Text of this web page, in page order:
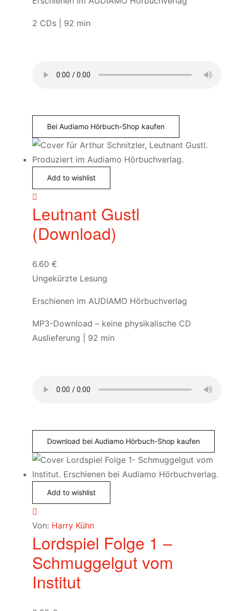
2 CDs | 92 min
Bei Audiamo Hörbuch-Shop kaufen
Add to wishlist
Leutnant Gustl
(Download)
6.60 €
Ungekürzte Lesung
Erschienen im AUDIAMO Hörbuchverlag
MP3-Download – keine physikalische CD
Auslieferung | 92 min
Download bei Audiamo Hörbuch-Shop kaufen
Add to wishlist
Von: Harry Kühn
Lordspiel Folge 1 –
Schmuggelgut vom
Institut